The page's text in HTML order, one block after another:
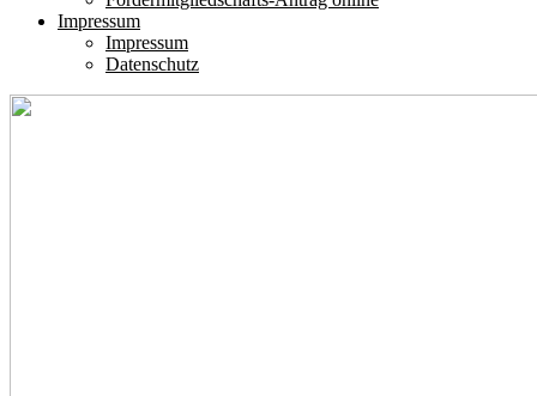
Impressum
Impressum
Datenschutz